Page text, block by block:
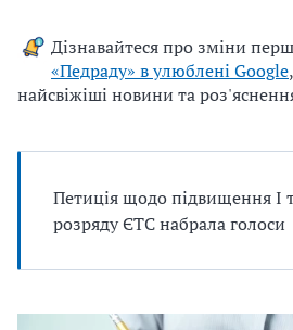
Дізнавайтеся про зміни
«Педраду» в улюблені Google
найсвіжіші новини та
Петиція щодо підвищення І
розряду ЄТС набрала голоси